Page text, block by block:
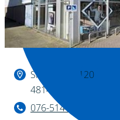
Binnen kijken?
Slingerweg 120
4814 AZ Breda
076-514 28 75